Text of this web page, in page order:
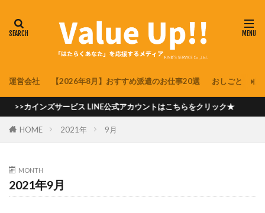
運営会社 【2026年8月】おすすめ派遣のお仕事20選 おしごと
カインズサービス LINE公式アカウントはこちらをクリック★
HOME 2021年 9月
MONTH
2021年9月